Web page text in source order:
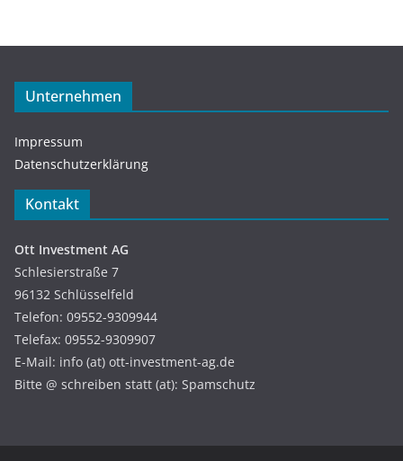
Unternehmen
Impressum
Datenschutzerklärung
Kontakt
Ott Investment AG
Schlesierstraße 7
96132 Schlüsselfeld
Telefon: 09552-9309944
Telefax: 09552-9309907
E-Mail: info (at) ott-investment-ag.de
Bitte @ schreiben statt (at): Spamschutz